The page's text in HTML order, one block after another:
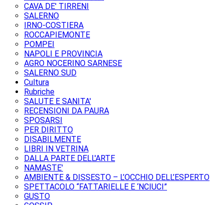
CAVA DE' TIRRENI
SALERNO
IRNO-COSTIERA
ROCCAPIEMONTE
POMPEI
NAPOLI E PROVINCIA
AGRO NOCERINO SARNESE
SALERNO SUD
Cultura
Rubriche
SALUTE E SANITA'
RECENSIONI DA PAURA
SPOSARSI
PER DIRITTO
DISABILMENTE
LIBRI IN VETRINA
DALLA PARTE DELL'ARTE
NAMASTE'
AMBIENTE & DISSESTO – L’OCCHIO DELL’ESPERTO
SPETTACOLO “FATTARIELLE E ‘NCIUCI”
GUSTO